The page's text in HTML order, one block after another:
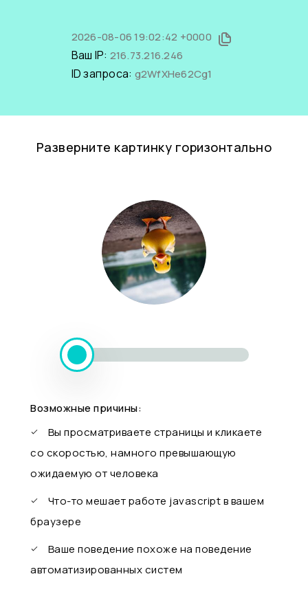
2026-08-06 19:02:42 +0000
Ваш IP: 216.73.216.246
ID запроса: g2WfXHe62Cg1
Разверните картинку горизонтально
Возможные причины:
Вы просматриваете страницы и кликаете
со скоростью, намного превышающую
ожидаемую от человека
Что-то мешает работе javascript в вашем
браузере
Ваше поведение похоже на поведение
автоматизированных систем